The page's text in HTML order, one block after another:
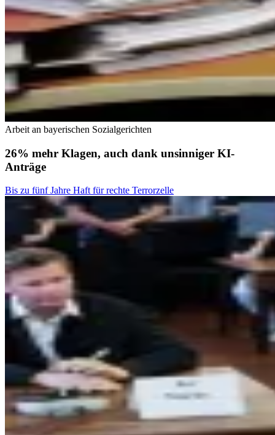
Arbeit an bayerischen Sozialgerichten
26% mehr Klagen, auch dank unsinniger KI-
Anträge
Bis zu fünf Jahre Haft für rechte Terrorzelle